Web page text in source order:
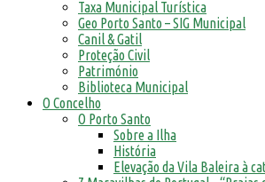
Taxa Municipal Turística
Geo Porto Santo – SIG Municipal
Canil & Gatil
Proteção Civil
Património
Biblioteca Municipal
O Concelho
O Porto Santo
Sobre a Ilha
História
Elevação da Vila Baleira à